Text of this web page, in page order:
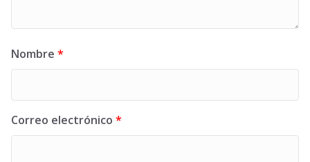
Nombre *
Correo electrónico *